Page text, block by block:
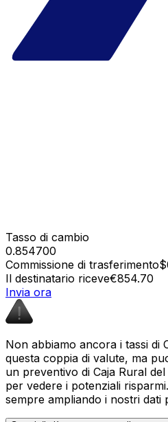
Tasso di cambio
0.854700
Commissione di trasferimento
Il destinatario riceve€854.70
Invia ora
Non abbiamo ancora i tassi di
questa coppia di valute, ma
un preventivo di Caja Rural
per vedere i potenziali
sempre ampliando i nostri dati